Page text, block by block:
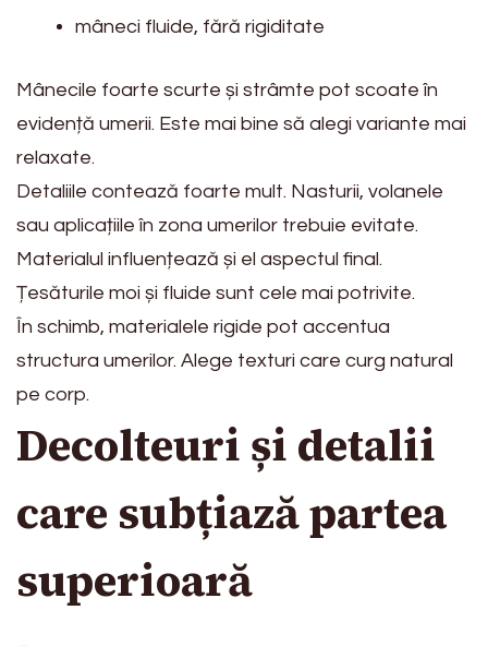
mâneci fluide, fără rigiditate
Mânecile foarte scurte și strâmte pot scoate în
evidență umerii. Este mai bine să alegi variante mai
relaxate.
Detaliile contează foarte mult. Nasturii, volanele
sau aplicațiile în zona umerilor trebuie evitate.
Materialul influențează și el aspectul final.
Țesăturile moi și fluide sunt cele mai potrivite.
În schimb, materialele rigide pot accentua
structura umerilor. Alege texturi care curg natural
pe corp.
Decolteuri și detalii
care subțiază partea
superioară